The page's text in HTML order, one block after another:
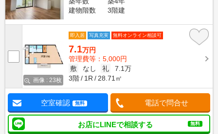
建物階数
3階建
画像 : 23枚
即入居 写真充実 無料オンライン相談可
7.1万円
管理費等：5,000円
敷
なし 礼
7.1万
3階
1R 28.71㎡
空室確認 無料 電話で問合せ
お店にLINEで相談する 無料